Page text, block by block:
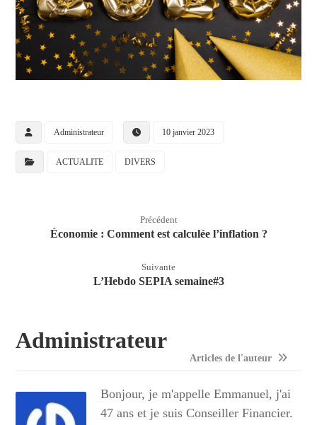
Administrateur 10 janvier 2023
ACTUALITE DIVERS
Précédent
Économie : Comment est calculée l’inflation ?
Suivante
L’Hebdo SEPIA semaine#3
Administrateur
Articles de l'auteur
Bonjour, je m'appelle Emmanuel, j'ai
47 ans et je suis Conseiller Financier.